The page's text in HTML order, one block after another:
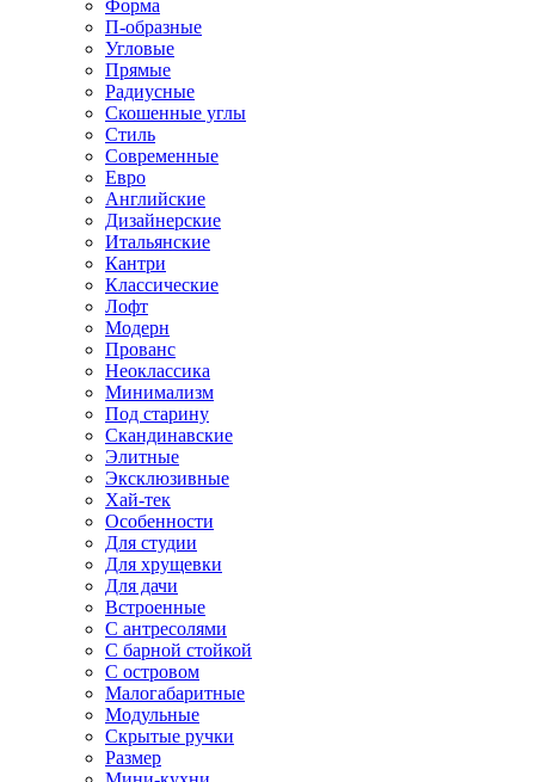
Форма
П-образные
Угловые
Прямые
Радиусные
Скошенные углы
Стиль
Современные
Евро
Английские
Дизайнерские
Итальянские
Кантри
Классические
Лофт
Модерн
Прованс
Неоклассика
Минимализм
Под старину
Скандинавские
Элитные
Эксклюзивные
Хай-тек
Особенности
Для студии
Для хрущевки
Для дачи
Встроенные
С антресолями
С барной стойкой
С островом
Малогабаритные
Модульные
Скрытые ручки
Размер